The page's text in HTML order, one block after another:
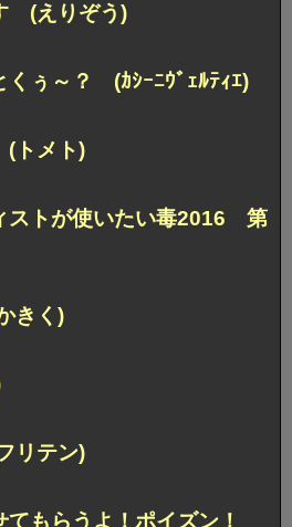
(えりぞう)
くぅ～？ (ｶｼｰﾆｳﾞｪﾙﾃｨｴ)
トメト)
ストが使いたい毒2016 第
きく)
リテン)
てもらうよ！ポイズン！